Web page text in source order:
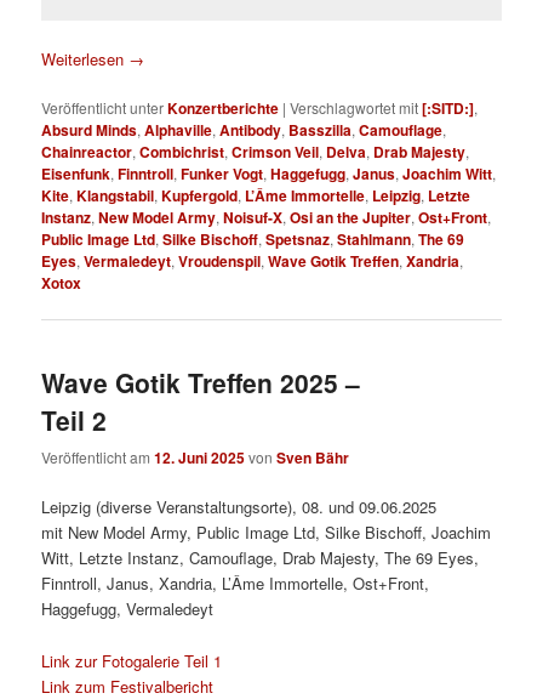
Weiterlesen →
Veröffentlicht unterKonzertberichte |Verschlagwortet mit[:SITD:],
Absurd Minds,Alphaville,Antibody, Basszilla,Camouflage,
Chainreactor,Combichrist,Crimson Veil, Delva, Drab Majesty,
Eisenfunk,Finntroll,Funker Vogt,Haggefugg,Janus,Joachim Witt,
Kite,Klangstabil,Kupfergold, L’Âme Immortelle, Leipzig, Letzte
Instanz,New Model Army,Noisuf-X,Osi an the Jupiter,Ost+Front,
Public Image Ltd,Silke Bischoff,Spetsnaz,Stahlmann,The 69
Eyes,Vermaledeyt,Vroudenspil,Wave Gotik Treffen,Xandria,
Xotox
Wave Gotik Treffen 2025 –
Teil 2
Veröffentlicht am12. Juni 2025vonSven Bähr
Leipzig (diverse Veranstaltungsorte), 08. und 09.06.2025
mit New Model Army, Public Image Ltd, Silke Bischoff, Joachim
Witt, Letzte Instanz, Camouflage, Drab Majesty, The 69 Eyes,
Finntroll, Janus, Xandria, L’Âme Immortelle, Ost+Front,
Haggefugg, Vermaledeyt
Link zur Fotogalerie Teil 1
Link zum Festivalbericht